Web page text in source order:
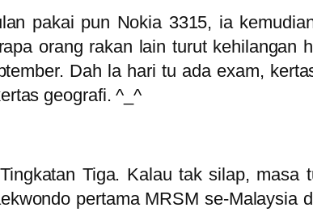
pakai pun Nokia 3315, ia
orang rakan lain turut kehilangan
Dah la hari tu ada exam,
geografi. ^_^
Tiga. Kalau tak silap, masa
pertama MRSM se-Malaysia